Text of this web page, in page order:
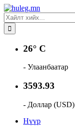
26° C
- Улаанбаатар
3593.93
- Доллар (USD)
Нүүр